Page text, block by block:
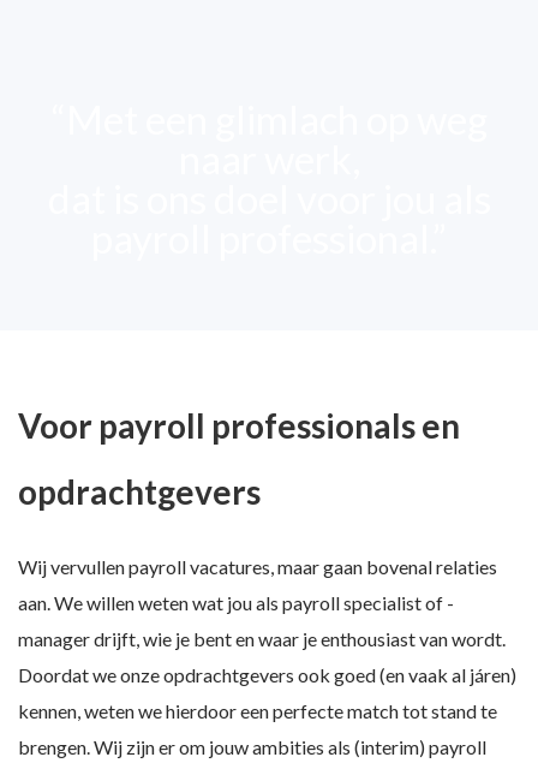
Voor payroll professionals en
opdrachtgevers
Wij vervullen payroll vacatures, maar gaan bovenal relaties
aan. We willen weten wat jou als payroll specialist of -
manager drijft, wie je bent en waar je enthousiast van wordt.
Doordat we onze opdrachtgevers ook goed (en vaak al járen)
kennen, weten we hierdoor een perfecte match tot stand te
brengen. Wij zijn er om jouw ambities als (interim) payroll